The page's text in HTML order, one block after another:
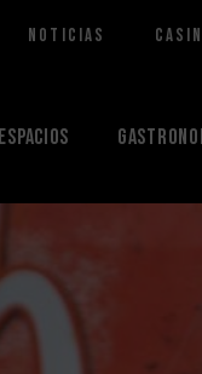
Noticias
Espacios